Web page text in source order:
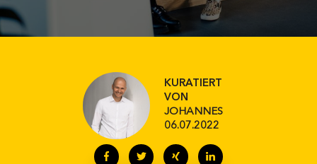
KURATIERT
VON
JOHANNES
06.07.2022